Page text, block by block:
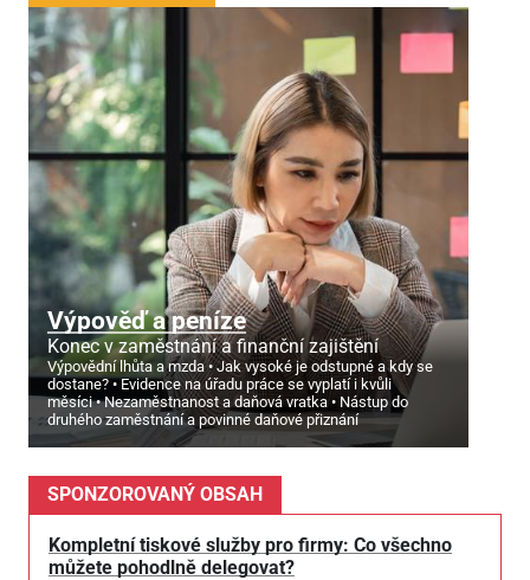
Výpověď a peníze
Konec v zaměstnání a finanční zajištění
Výpovědní lhůta a mzda
Jak vysoké je odstupné a kdy se
dostane?
Evidence na úřadu práce se vyplatí i kvůli
měsíci
Nezaměstnanost a daňová vratka
Nástup do
druhého zaměstnání a povinné daňové přiznání
SPONZOROVANÝ OBSAH
Kompletní tiskové služby pro firmy: Co všechno
můžete pohodlně delegovat?